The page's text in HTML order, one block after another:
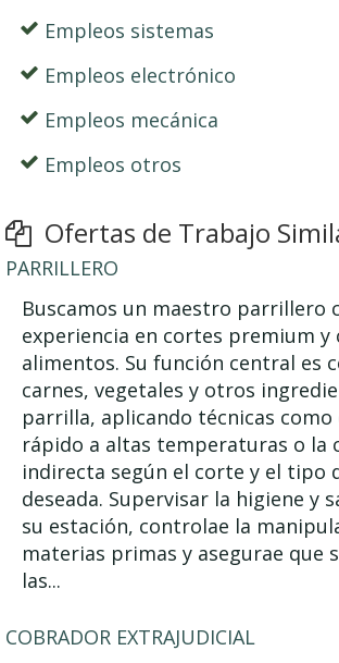
Empleos sistemas
Empleos electrónico
Empleos mecánica
Empleos otros
Ofertas de Trabajo
PARRILLERO
Buscamos un maestro parrillero
experiencia en cortes premium y
alimentos. Su función central es
carnes, vegetales y otros
parrilla, aplicando técnicas como
rápido a altas temperaturas o la
indirecta según el corte y el tipo
deseada. Supervisar la higiene y
su estación, controlae la
materias primas y asegurae que
las...
COBRADOR EXTRAJUDICIAL